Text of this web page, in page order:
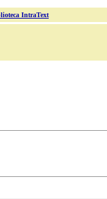
IntraText